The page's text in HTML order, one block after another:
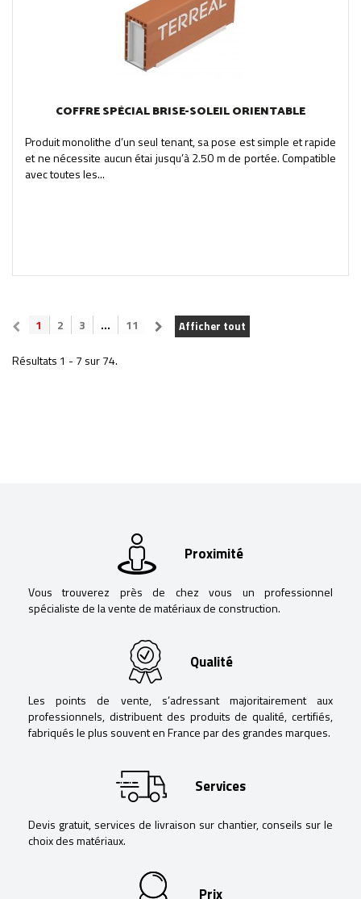
COFFRE SPÉCIAL BRISE-SOLEIL ORIENTABLE
Produit monolithe d’un seul tenant, sa pose est simple et rapide
et ne nécessite aucun étai jusqu’à 2.50 m de portée. Compatible
avec toutes les...
Afficher tout
1 2 3 ... 11
Résultats 1 - 7 sur 74.
Proximité
Vous trouverez près de chez vous un professionnel
spécialiste de la vente de matériaux de construction.
Qualité
Les points de vente, s’adressant majoritairement aux
professionnels, distribuent des produits de qualité, certifiés,
fabriqués le plus souvent en France par des grandes marques.
Services
Devis gratuit, services de livraison sur chantier, conseils sur le
choix des matériaux.
Prix